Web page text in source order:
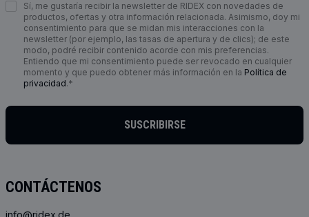
CONTÁCTENOS
info@ridex.de
Sí, me gustaría recibir la newsletter de RIDEX con novedades de
productos, ofertas y otra información relacionada. Asimismo, doy mi
consentimiento para que se midan mis interacciones con la
newsletter (por ejemplo, las tasas de apertura y de clics); de este
modo, podré recibir contenido acorde con mis preferencias.
Entiendo que mi consentimiento puede ser revocado en cualquier
momento y que puedo obtener más información en la Política de
privacidad.*
SUSCRIBIRSE